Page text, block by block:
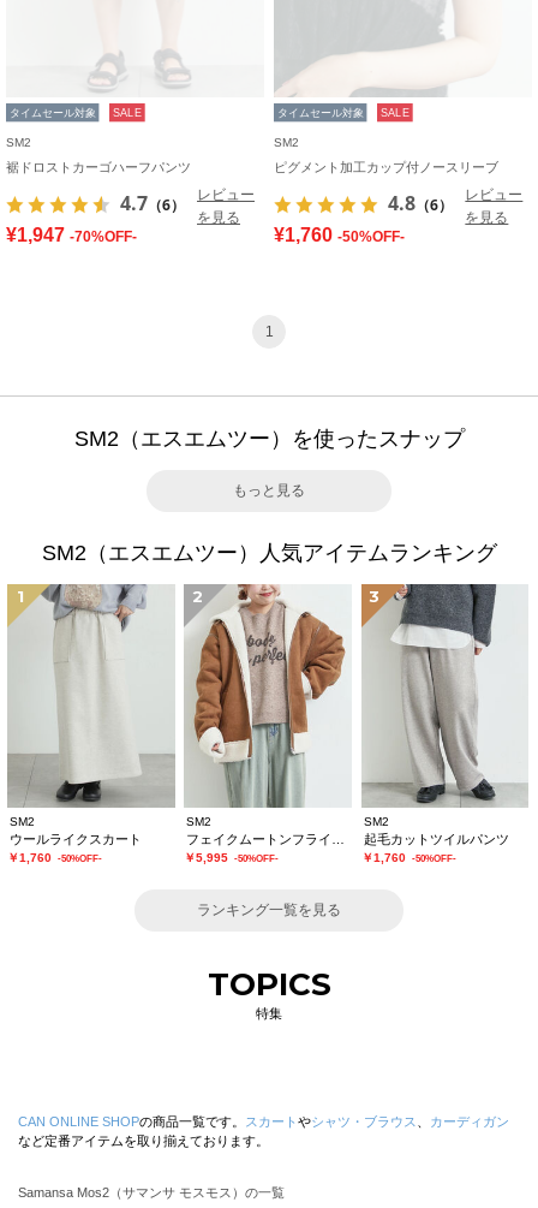
タイムセール対象 SALE
SM2
裾ドロストカーゴハーフパンツ
4.7 （6）
レビュー
を見る
¥1,947 -70%OFF-
タイムセール対象 SALE
SM2
ピグメント加工カップ付ノースリーブ
4.8 （6）
レビュー
を見る
¥1,760 -50%OFF-
1
SM2（エスエムツー）を使ったスナップ
もっと見る
SM2（エスエムツー）人気アイテムランキング
1
SM2
ウールライクスカート
￥1,760 -50%OFF-
2
SM2
￥5,995 -50%OFF-
3
SM2
起毛カットツイルパンツ
￥1,760 -50%OFF-
ランキング一覧を見る
TOPICS
特集
CAN ONLINE SHOPの商品一覧です。 スカート やシャツ・ブラウス
カーディガン
など定番アイテムを取り揃えております。
Samansa Mos2（サマンサ モスモス）の一覧